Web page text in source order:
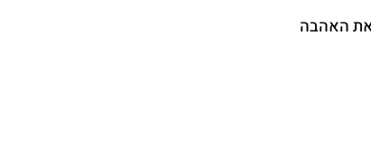
את האהבה